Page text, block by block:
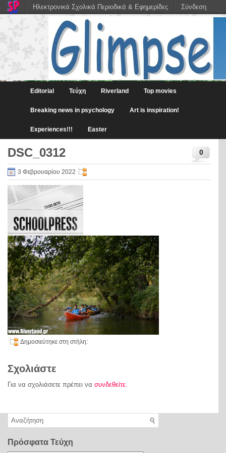
Editorial Τεύχη Riverland Top movies
Breaking news in psychology Art is inspiration!
Experiences!!! Easter
0
DSC_0312
3 Φεβρουαρίου 2022
Δημοσιεύτηκε στη στήλη:
Σχολιάστε
Για να σχολιάσετε πρέπει να συνδεθείτε.
Πρόσφατα Τεύχη
Ηλεκτρονικά Σχολικά Περιοδικά & Εφημερίδες Σύνδεση